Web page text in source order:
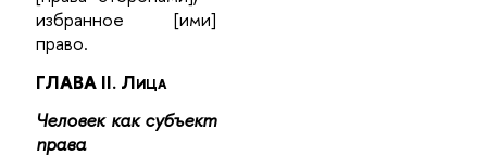
избранное [ими]
право.
ГЛАВА II. Лица
Человек как субъект
права